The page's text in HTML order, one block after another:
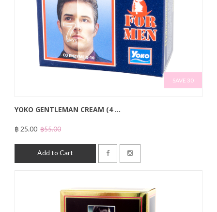
SAVE 30
YOKO GENTLEMAN CREAM (4 ...
฿ 25.00 ฿55.00
Add to Cart